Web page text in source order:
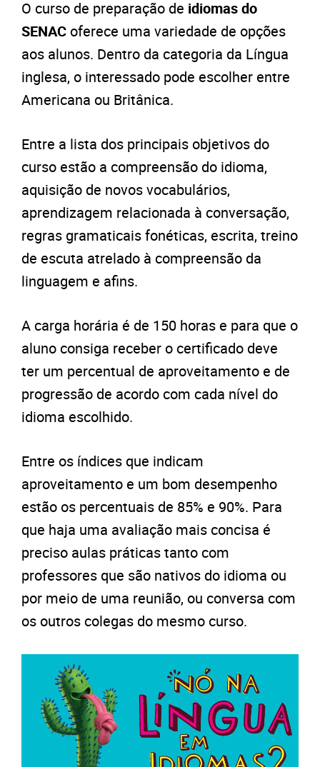
O curso de preparação de idiomas do
SENACoferece uma variedade de opções
aos alunos. Dentro da categoria da Língua
inglesa, o interessado pode escolher entre
Americana ou Britânica.
Entre a lista dos principais objetivos do
curso estão a compreensão do idioma,
aquisição de novos vocabulários,
aprendizagem relacionada à conversação,
regras gramaticais fonéticas, escrita, treino
de escuta atrelado à compreensão da
linguagem e afins.
A carga horária é de 150 horas e para que o
aluno consiga receber o certificado deve
ter um percentual de aproveitamento e de
progressão de acordo com cada nível do
idioma escolhido.
Entre os índices que indicam
aproveitamento e um bom desempenho
estão os percentuais de 85% e 90%. Para
que haja uma avaliação mais concisa é
preciso aulas práticas tanto com
professores que são nativos do idioma ou
por meio de uma reunião, ou conversa com
os outros colegas do mesmo curso.